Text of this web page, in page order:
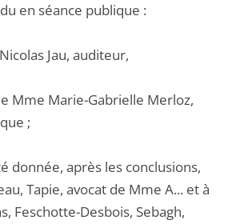
en séance publique :
Jau, auditeur,
Mme Marie-Gabrielle Merloz,
;
donnée, après les conclusions,
Tapie, avocat de Mme A... et à
Feschotte-Desbois, Sebagh,